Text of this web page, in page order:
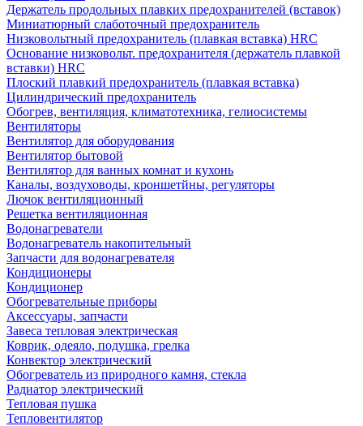
Держатель продольных плавких предохранителей (вставок)
Миниатюрный слаботочный предохранитель
Низковольтный предохранитель (плавкая вставка) HRC
Основание низковольт. предохранителя (держатель плавкой
вставки) HRC
Плоский плавкий предохранитель (плавкая вставка)
Цилиндрический предохранитель
Обогрев, вентиляция, климатотехника, гелиосистемы
Вентиляторы
Вентилятор для оборудования
Вентилятор бытовой
Вентилятор для ванных комнат и кухонь
Каналы, воздуховоды, кроншетйны, регуляторы
Лючок вентиляционный
Решетка вентиляционная
Водонагреватели
Водонагреватель накопительный
Запчасти для водонагревателя
Кондиционеры
Кондиционер
Обогревательные приборы
Аксессуары, запчасти
Завеса тепловая электрическая
Коврик, одеяло, подушка, грелка
Конвектор электрический
Обогреватель из природного камня, стекла
Радиатор электрический
Тепловая пушка
Тепловентилятор